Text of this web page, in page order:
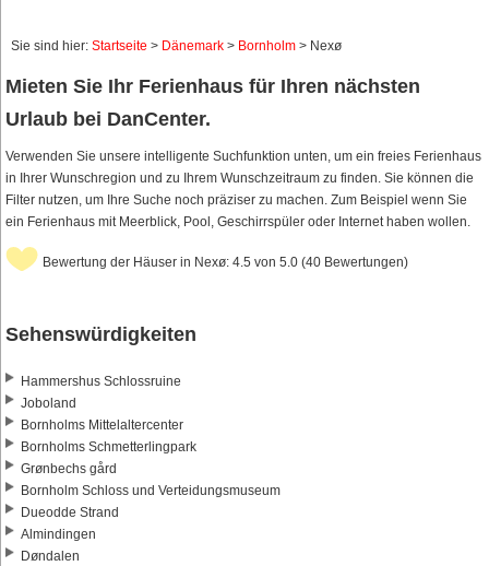
Sie sind hier: Startseite > Dänemark > Bornholm > Nexø
Mieten Sie Ihr Ferienhaus für Ihren nächsten
Urlaub bei DanCenter.
Verwenden Sie unsere intelligente Suchfunktion unten, um ein freies Ferienhaus
in Ihrer Wunschregion und zu Ihrem Wunschzeitraum zu finden. Sie können die
Filter nutzen, um Ihre Suche noch präziser zu machen. Zum Beispiel wenn Sie
ein Ferienhaus mit Meerblick, Pool, Geschirrspüler oder Internet haben wollen.
Bewertung der Häuser in Nexø: 4.5 von 5.0 (40 Bewertungen)
Sehenswürdigkeiten
Hammershus Schlossruine
Joboland
Bornholms Mittelaltercenter
Bornholms Schmetterlingpark
Grønbechs gård
Bornholm Schloss und Verteidungsmuseum
Dueodde Strand
Almindingen
Døndalen